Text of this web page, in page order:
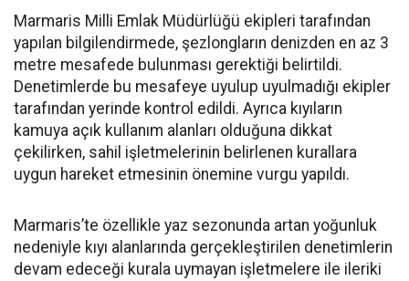
Marmaris Milli Emlak Müdürlüğü ekipleri tarafından
yapılan bilgilendirmede, şezlongların denizden en az 3
metre mesafede bulunması gerektiği belirtildi.
Denetimlerde bu mesafeye uyulup uyulmadığı ekipler
tarafından yerinde kontrol edildi. Ayrıca kıyıların
kamuya açık kullanım alanları olduğuna dikkat
çekilirken, sahil işletmelerinin belirlenen kurallara
uygun hareket etmesinin önemine vurgu yapıldı.
Marmaris’te özellikle yaz sezonunda artan yoğunluk
nedeniyle kıyı alanlarında gerçekleştirilen denetimlerin
devam edeceği kurala uymayan işletmelere ile ileriki